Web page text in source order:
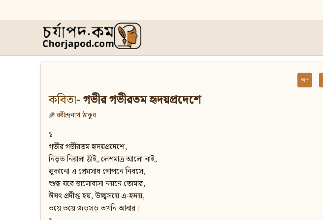
অ+
কবিতা- গভীর গভীরতম হৃদয়প্রদেশে
রবীন্দ্রনাথ ঠাকুর
১
গভীর গভীরতম হৃদয়প্রদেশে,
নিভৃত নিরালা ঠাঁই, লেশমাত্র আলো নাই,
লুকানো এ প্রেমসাধ গোপনে নিবসে,
শুদ্ধ যবে ভালোবাসা নয়নে তোমার,
ঈষৎ প্রদীপ্ত হয়, উচ্ছ্বসয়ে এ-হৃদয়,
ভয়ে ভয়ে জড়সড় তখনি আবার।